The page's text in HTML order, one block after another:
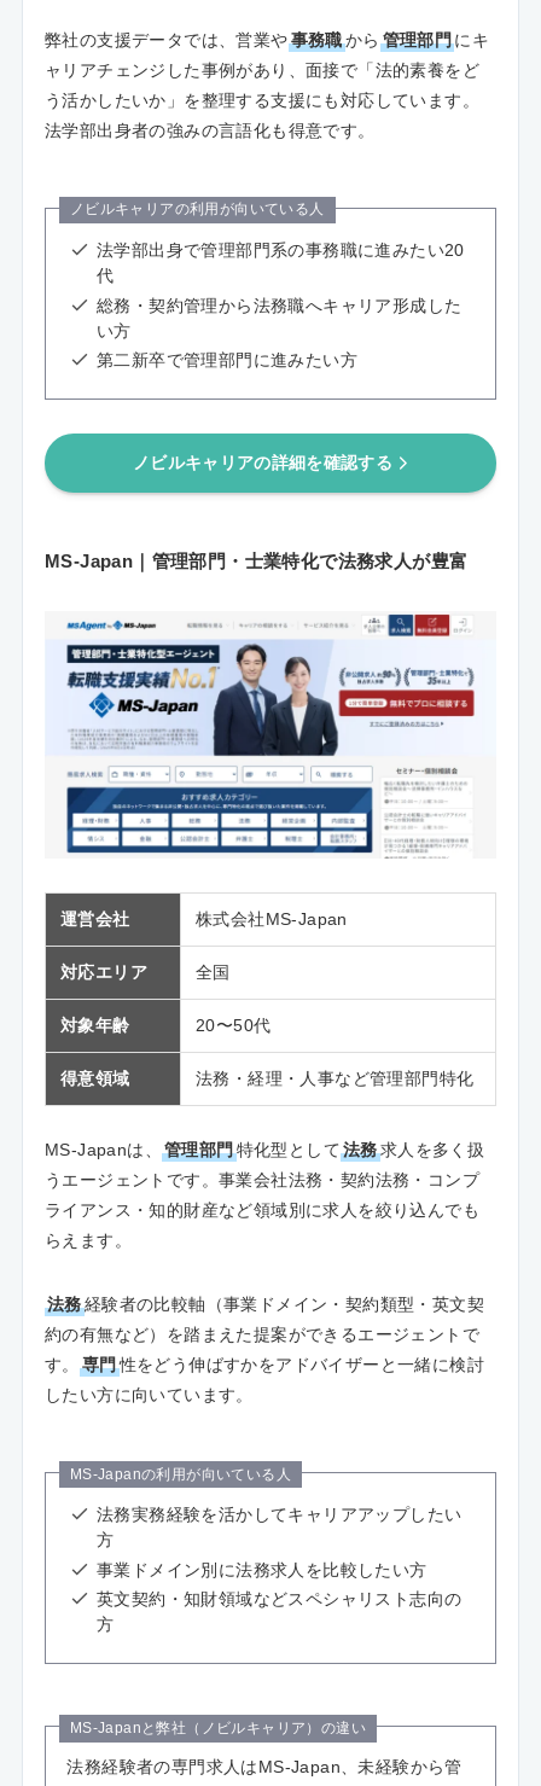
弊社の支援データでは、営業や事務職から 管理部門にキ
ャリアチェンジした事例があり、面接で「法的素養をど
う活かしたいか」を整理する支援にも対応しています。
法学部出身者の強みの言語化も得意です。
ノビルキャリアの利用が向いている人
法学部出身で管理部門系の事務職に進みたい20
代
総務・契約管理から法務職へキャリア形成した
い方
第二新卒で管理部門に進みたい方
ノビルキャリアの詳細を確認する
MS-Japan｜管理部門・士業特化で法務求人が豊富
運営会社 株式会社MS-Japan
対応エリア 全国
対象年齢 20〜50代
得意領域 法務・経理・人事など管理部門特化
MS-Japanは、 管理部門特化型として法務求人を多く扱
うエージェントです。事業会社法務・契約法務・コンプ
ライアンス・知的財産など領域別に求人を絞り込んでも
らえます。
法務経験者の比較軸（事業ドメイン・契約類型・英文契
約の有無など）を踏まえた提案ができるエージェントで
す。
専門性をどう伸ばすかをアドバイザーと一緒に検討
したい方に向いています。
MS-Japanの利用が向いている人
法務実務経験を活かしてキャリアアップしたい
方
事業ドメイン別に法務求人を比較したい方
英文契約・知財領域などスペシャリスト志向の
方
MS-Japanと弊社（ノビルキャリア）の違い
法務経験者の専門求人はMS-Japan、未経験から管